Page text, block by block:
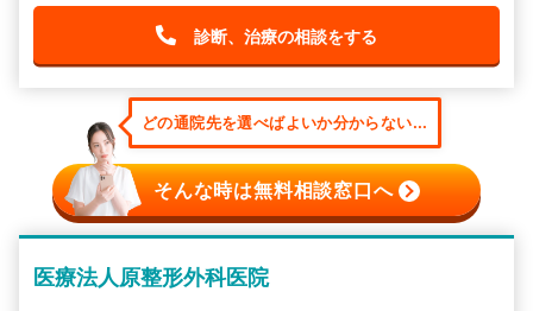
診断、治療の相談をする
どの通院先を選べばよいか分からない...
そんな時は無料相談窓口へ
医療法人原整形外科医院